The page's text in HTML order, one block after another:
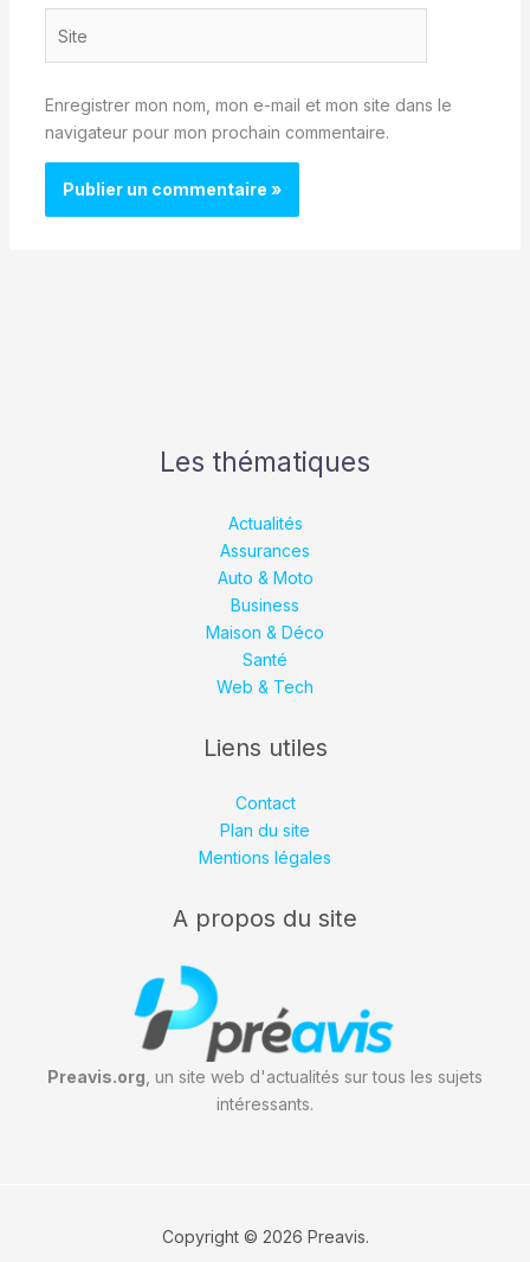
Enregistrer mon nom, mon e-mail et mon site dans le
navigateur pour mon prochain commentaire.
Les thématiques
Actualités
Assurances
Auto & Moto
Business
Maison & Déco
Santé
Web & Tech
Liens utiles
Contact
Plan du site
Mentions légales
A propos du site
Preavis.org , un site web d'actualités sur tous les sujets
intéressants.
Copyright © 2026 Preavis.